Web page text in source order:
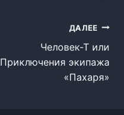
ДАЛЕЕ
Человек-Т или
Приключения экипажа
«Пахаря»